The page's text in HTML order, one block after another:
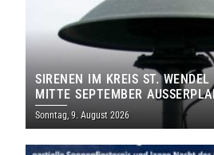
SIRENEN IM KREIS ST.
MITTE SEPTEMBER
Sonntag, 9. August 2026